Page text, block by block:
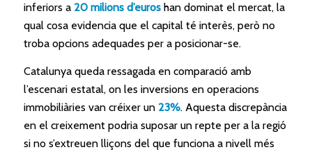
inferiors a 20 milions d’euroshan dominat el mercat, la
qual cosa evidencia que el capital té interès, però no
troba opcions adequades per a posicionar-se.
Catalunya queda ressagada en comparació amb
l’escenari estatal, on les inversions en operacions
immobiliàries van créixer un 23%. Aquesta discrepància
en el creixement podria suposar un repte per a la regió
si no s’extreuen lliçons del que funciona a nivell més